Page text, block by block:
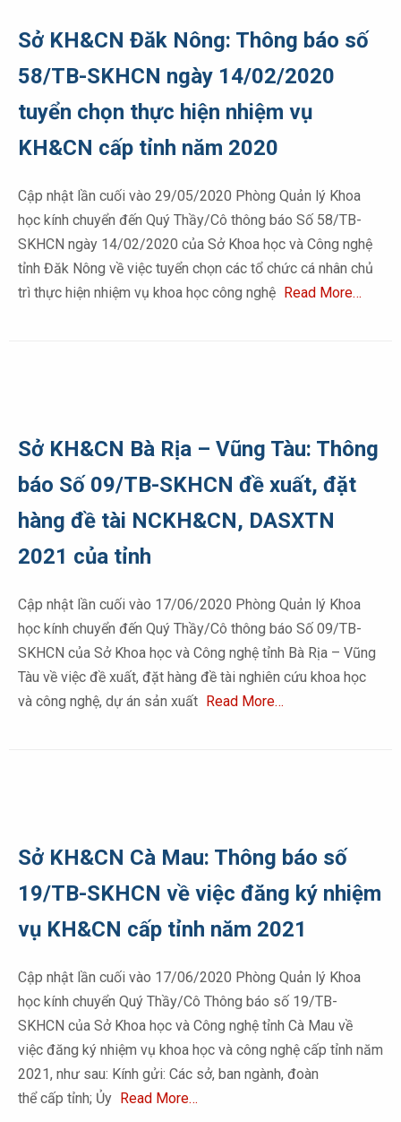
Sở KH&CN Đăk Nông: Thông báo số
58/TB-SKHCN ngày 14/02/2020
tuyển chọn thực hiện nhiệm vụ
KH&CN cấp tỉnh năm 2020
Cập nhật lần cuối vào 29/05/2020 Phòng Quản lý Khoa
học kính chuyển đến Quý Thầy/Cô thông báo Số 58/TB-
SKHCN ngày 14/02/2020 của Sở Khoa học và Công nghệ
tỉnh Đăk Nông về việc tuyển chọn các tổ chức cá nhân chủ
trì thực hiện nhiệm vụ khoa học công nghệ Read More…
Sở KH&CN Bà Rịa – Vũng Tàu: Thông
báo Số 09/TB-SKHCN đề xuất, đặt
hàng đề tài NCKH&CN, DASXTN
2021 của tỉnh
Cập nhật lần cuối vào 17/06/2020 Phòng Quản lý Khoa
học kính chuyển đến Quý Thầy/Cô thông báo Số 09/TB-
SKHCN của Sở Khoa học và Công nghệ tỉnh Bà Rịa – Vũng
Tàu về việc đề xuất, đặt hàng đề tài nghiên cứu khoa học
và công nghệ, dự án sản xuất Read More…
Sở KH&CN Cà Mau: Thông báo số
19/TB-SKHCN về việc đăng ký nhiệm
vụ KH&CN cấp tỉnh năm 2021
Cập nhật lần cuối vào 17/06/2020 Phòng Quản lý Khoa
học kính chuyển Quý Thầy/Cô Thông báo số 19/TB-
SKHCN của Sở Khoa học và Công nghệ tỉnh Cà Mau về
việc đăng ký nhiệm vụ khoa học và công nghệ cấp tỉnh năm
2021, như sau: Kính gửi: Các sở, ban ngành, đoàn
thể cấp tỉnh; Ủy Read More…